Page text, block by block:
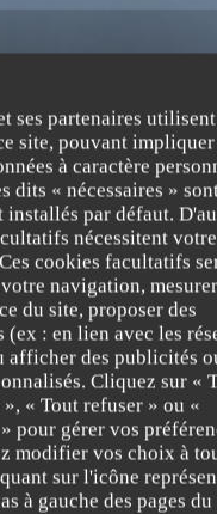
ses partenaires
site, pouvant
à caractère
dits « nécessaires »
par défaut.
nécessitent votre
cookies facultatifs
navigation, mesurer
du site, proposer des
: en lien avec les
afficher des publicités
Cliquez sur «
« Tout refuser » ou «
pour gérer vos
modifier vos choix à
sur l'icône
à gauche des pages
clients
Qualité / Prix: 5/5